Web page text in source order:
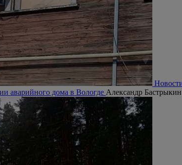
аварийного дома в Вологде Александр Бастрыкин